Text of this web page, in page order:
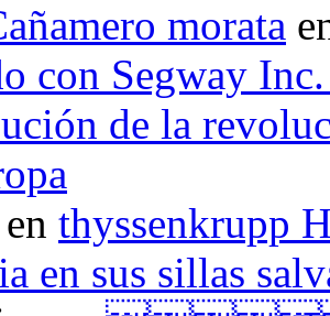
morata
con Segway
de la
en thyssenkrupp
en sus sillas